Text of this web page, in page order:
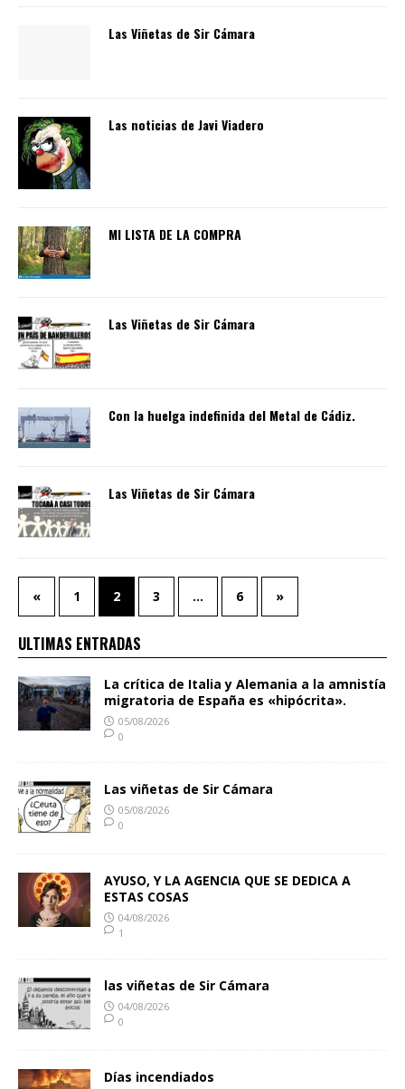
Las Viñetas de Sir Cámara
Las noticias de Javi Viadero
MI LISTA DE LA COMPRA
Las Viñetas de Sir Cámara
Con la huelga indefinida del Metal de Cádiz.
Las Viñetas de Sir Cámara
« 1 2 3 … 6 »
ULTIMAS ENTRADAS
La crítica de Italia y Alemania a la amnistía
migratoria de España es «hipócrita».
05/08/2026
0
Las viñetas de Sir Cámara
05/08/2026
0
AYUSO, Y LA AGENCIA QUE SE DEDICA A
ESTAS COSAS
04/08/2026
1
las viñetas de Sir Cámara
04/08/2026
0
Días incendiados